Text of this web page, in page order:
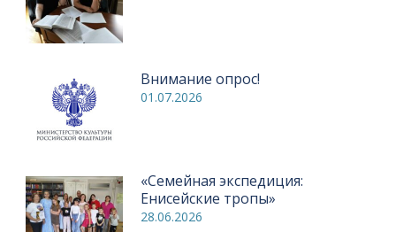
Внимание опрос!
01.07.2026
«Семейная экспедиция:
Енисейские тропы»
28.06.2026